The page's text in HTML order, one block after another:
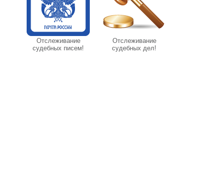
Отслеживание
судебных писем!
Отслеживание
судебных дел!